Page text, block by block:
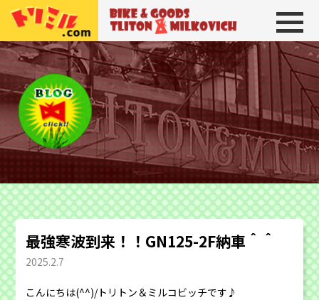
トリトン＆ミルコビッチ BIKE＆
最強寒波到来！！GN125-2F納車＾＾
2025.2.7
こんにちは(^^)/トリトン＆ミルコビッチです♪